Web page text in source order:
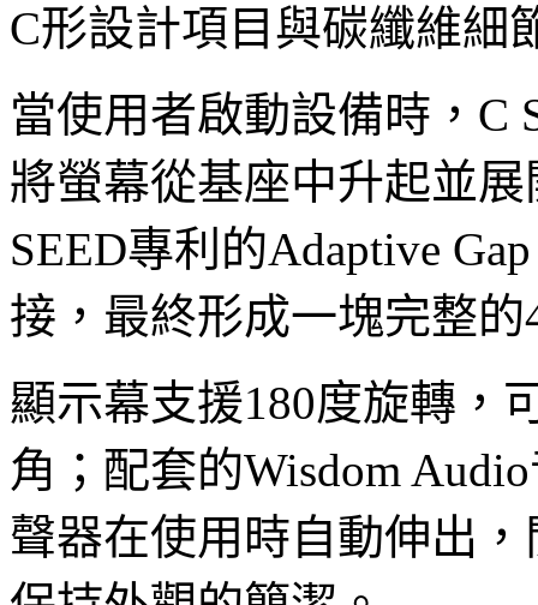
C形設計項目與碳纖維細
當使用者啟動設備時，C
將螢幕從基座中升起並
SEED專利的Adaptive
接，最終形成一塊完整
顯示幕支援180度旋轉，
角；配套的Wisdom
聲器在使用時自動伸出